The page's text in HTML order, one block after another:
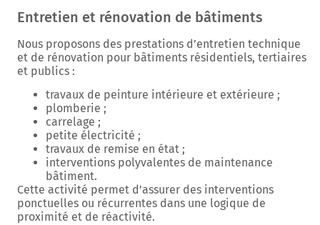
Entretien et rénovation de bâtiments
Nous proposons des prestations d’entretien technique
et de rénovation pour bâtiments résidentiels, tertiaires
et publics :
travaux de peinture intérieure et extérieure ;
plomberie ;
carrelage ;
petite électricité ;
travaux de remise en état ;
interventions polyvalentes de maintenance
bâtiment.
Cette activité permet d’assurer des interventions
ponctuelles ou récurrentes dans une logique de
proximité et de réactivité.